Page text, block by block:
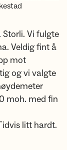
Storli. Vi fulgte
Veldig fint å
mot
og vi valgte
moh. med fin
litt hardt.